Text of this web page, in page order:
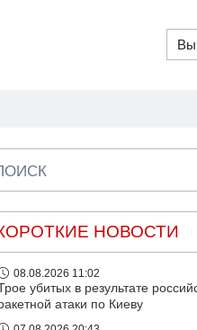
НОВОСТИ
08.08.2026 11:02
убитых в результате
атаки по Киеву